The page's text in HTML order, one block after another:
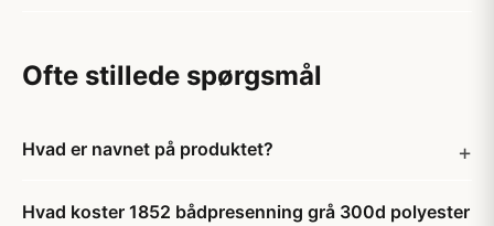
Ofte stillede spørgsmål
Hvad er navnet på produktet?
Hvad koster 1852 bådpresenning grå 300d polyester